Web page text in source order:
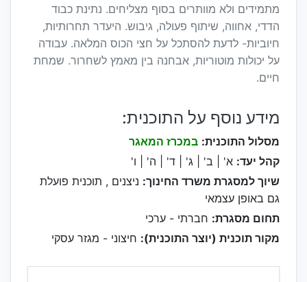
מתמידים ולא מוותרים בסוף מצליחים. נתינת כבוד
הדדי, אחווה, שיתוף פעולה, גיבוש. היעדר תחרותיות,
חיוביות- לדעת להסתכל על חצי הכוס המלאה. עבודה
על יכולות מוטוריות, אבחנה בין מאמץ לשחרור. שמחת
חיים.
מידע נוסף על התוכנית:
מסלול התוכנית: במכרז המאגר
קהל יעד: א' | ב' | ג' | ד' | ה' | ו'
שיוך למסגרת משרד החינוך: ניצנים , תוכנית פועלת
גם באופן עצמאי
תחום מסגרת: חברתי - ערכי
מקור תוכנית (יוצר התוכנית): חיצוני - מגזר עסקי